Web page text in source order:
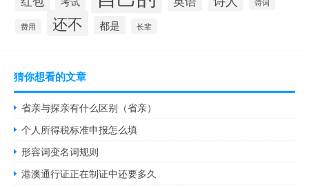
诗词
费用 还不 都是 长辈
猜你想看的文章
省亲与探亲有什么区别（省亲）
个人所得税标准申报怎么填
形容词变名词规则
港澳通行证正在制证中还要多久